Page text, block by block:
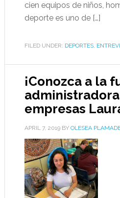
cien equipos de niños,
deporte es uno de […]
FILED UNDER: DEPORTES,
¡Conozca a la
empresas
APRIL 7, 2019BY OLESEA